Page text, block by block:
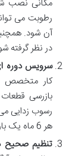
مکانی نصب
رطوبت می
آن شود.
در نظر گرفته
سرویس دوره‌
‌کار متخصص
بازرسی
رسوب‌ زدایی
هر 6 ماه یک بار است.
تنظیم صحیح